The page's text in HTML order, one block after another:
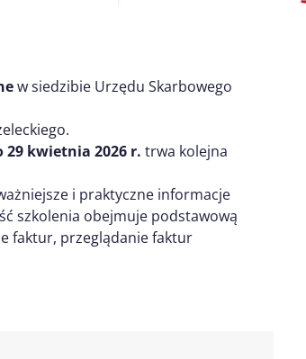
w siedzibie Urzędu Skarbowego
29 kwietnia 2026 r. trwa kolejna
i praktyczne informacje
szkolenia obejmuje podstawową
faktur, przeglądanie faktur